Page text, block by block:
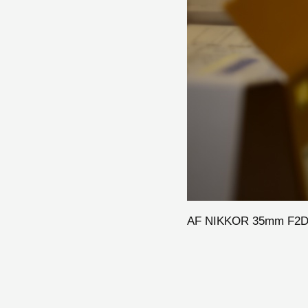
AF NIKKOR 35mm F2D